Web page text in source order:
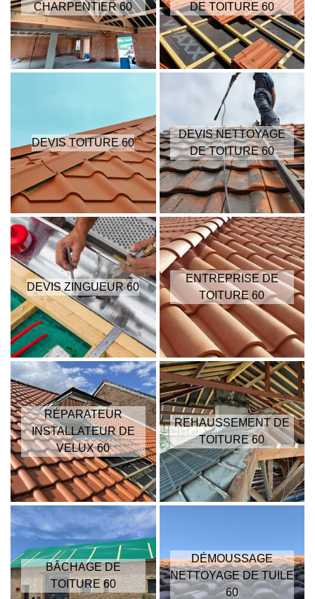
CHARPENTIER 60
DE TOITURE 60
DEVIS TOITURE 60
DEVIS NETTOYAGE
DE TOITURE 60
DEVIS ZINGUEUR 60
ENTREPRISE DE
TOITURE 60
RÉPARATEUR
INSTALLATEUR DE
VELUX 60
REHAUSSEMENT DE
TOITURE 60
BÂCHAGE DE
TOITURE 60
DÉMOUSSAGE
NETTOYAGE DE TUILE
60